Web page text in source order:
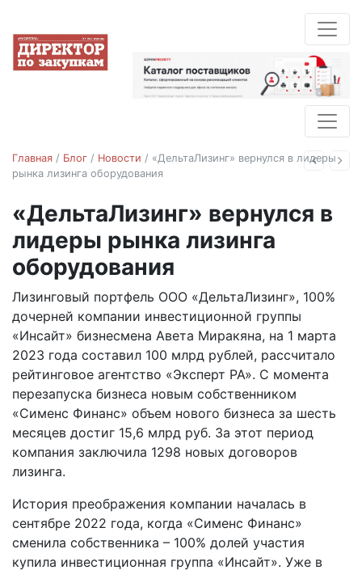
Назад
Главная / Блог / Новости / «ДельтаЛизинг» вернулся в лидеры
рынка лизинга оборудования
Новости
«ДельтаЛизинг» вернулся в
лидеры рынка лизинга
оборудования
07.04.2023
Лизинговый портфель ООО «ДельтаЛизинг», 100%
дочерней компании инвестиционной группы
«Инсайт» бизнесмена Авета Миракяна, на 1 марта
2023 года составил 100 млрд рублей, рассчитало
рейтинговое агентство «Эксперт РА». С момента
перезапуска бизнеса новым собственником
«Сименс Финанс» объем нового бизнеса за шесть
месяцев достиг 15,6 млрд руб. За этот период
компания заключила 1298 новых договоров
лизинга.
История преображения компании началась в
сентябре 2022 года, когда «Сименс Финанс»
сменила собственника – 100% долей участия
купила инвестиционная группа «Инсайт». Уже в